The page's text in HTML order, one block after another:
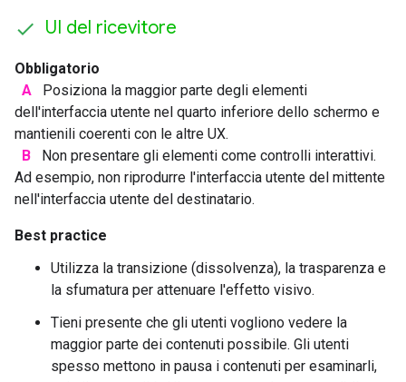
UI del ricevitore
Obbligatorio
A
Posiziona la maggior parte degli elementi
dell'interfaccia utente nel quarto inferiore dello schermo e
mantienili coerenti con le altre UX.
B
Non presentare gli elementi come controlli interattivi.
Ad esempio, non riprodurre l'interfaccia utente del mittente
nell'interfaccia utente del destinatario.
Best practice
Utilizza la transizione (dissolvenza), la trasparenza e
la sfumatura per attenuare l'effetto visivo.
Tieni presente che gli utenti vogliono vedere la
maggior parte dei contenuti possibile. Gli utenti
spesso mettono in pausa i contenuti per esaminarli,